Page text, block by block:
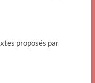
proposés par